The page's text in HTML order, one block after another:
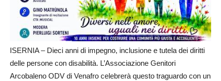
ISERNIA – Dieci anni di impegno, inclusione e tutela dei diritti
delle persone con disabilità. L’Associazione Genitori
Arcobaleno ODV di Venafro celebrerà questo traguardo con un